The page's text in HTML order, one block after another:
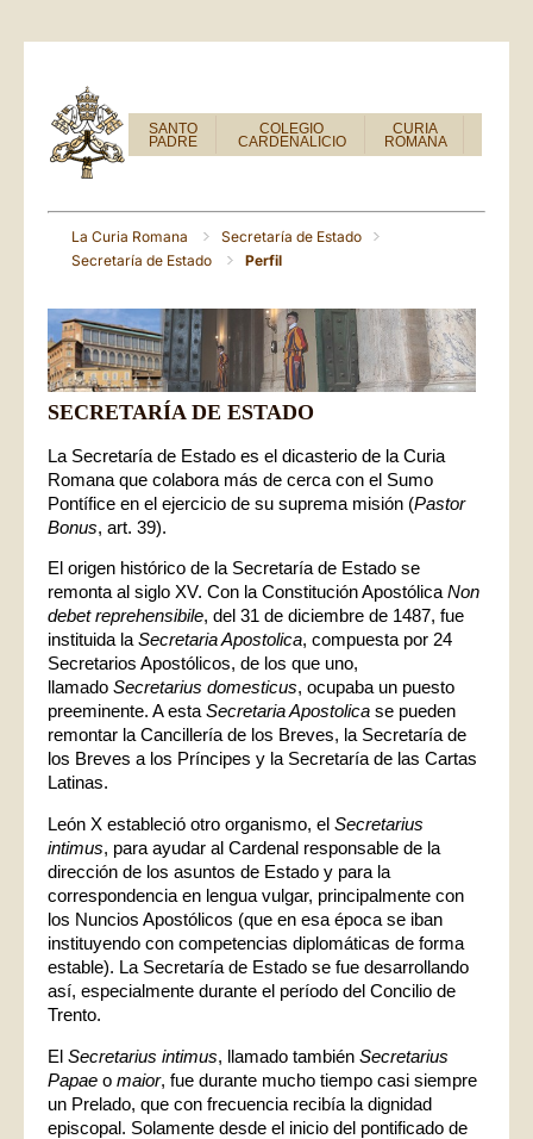
SANTO
PADRE
COLEGIO
CARDENALICIO
CURIA
ROMANA
La Curia Romana
Secretaría de Estado
Secretaría de Estado
Perfil
SECRETARÍA DE ESTADO
La Secretaría de Estado es el dicasterio de la Curia
Romana que colabora más de cerca con el Sumo
Pontífice en el ejercicio de su suprema misión (Pastor
Bonus, art. 39).
El origen histórico de la Secretaría de Estado se
remonta al siglo XV. Con la Constitución ApostólicaNon
debet reprehensibile, del 31 de diciembre de 1487, fue
instituida laSecretaria Apostolica, compuesta por 24
Secretarios Apostólicos, de los que uno,
llamadoSecretarius domesticus, ocupaba un puesto
preeminente. A estaSecretaria Apostolica se pueden
remontar la Cancillería de los Breves, la Secretaría de
los Breves a los Príncipes y la Secretaría de las Cartas
Latinas.
León X estableció otro organismo, elSecretarius
intimus, para ayudar al Cardenal responsable de la
dirección de los asuntos de Estado y para la
correspondencia en lengua vulgar, principalmente con
los Nuncios Apostólicos (que en esa época se iban
instituyendo con competencias diplomáticas de forma
estable). La Secretaría de Estado se fue desarrollando
así, especialmente durante el período del Concilio de
Trento.
ElSecretarius intimus, llamado tambiénSecretarius
Papae omaior, fue durante mucho tiempo casi siempre
un Prelado, que con frecuencia recibía la dignidad
episcopal. Solamente desde el inicio del pontificado de